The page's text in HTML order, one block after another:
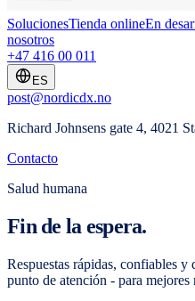
SolucionesTienda onlineEn
nosotros
+47 416 00 011
ES
post@nordicdx.no
Richard Johnsens gate 4, 4021
Contacto
Salud humana
Fin de la espera.
Respuestas rápidas, confiables
punto de atención - para mejores